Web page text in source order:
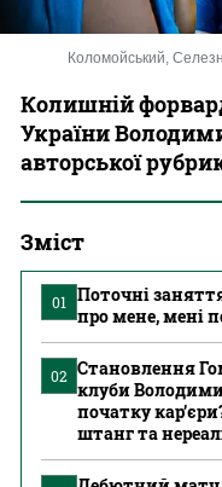
Коломойський,
Колишній
України
авторської
Зміст
01
Поточні
про мене, мені
02 Становлення
клуби
початку
штанг та